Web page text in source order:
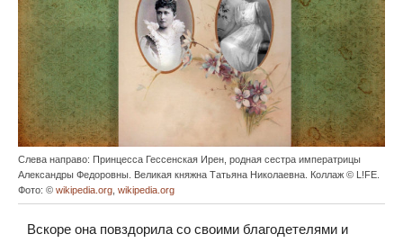
Слева направо: Принцесса Гессенская Ирен, родная сестра императрицы
Александры Федоровны. Великая княжна Татьяна Николаевна. Коллаж © L!FE.
Фото: © wikipedia.org wikipedia.org
Вскоре она повздорила со своими благодетелями и